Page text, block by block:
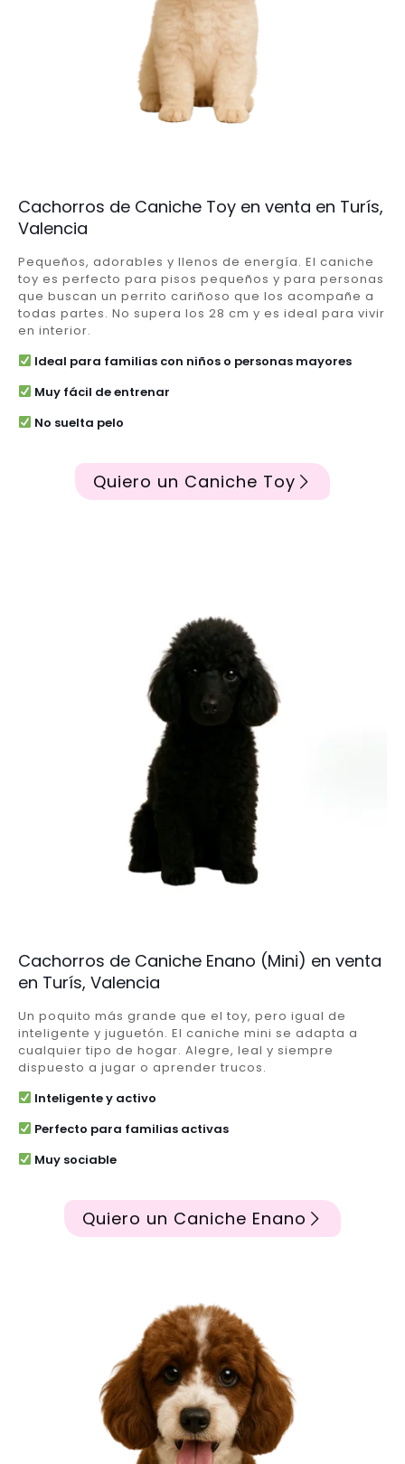
Cachorros de Caniche Toy en venta en Turís,
Valencia
Pequeños, adorables y llenos de energía. El caniche
toy es perfecto para pisos pequeños y para personas
que buscan un perrito cariñoso que los acompañe a
todas partes. No supera los 28 cm y es ideal para vivir
en interior.
Ideal para familias con niños o personas mayores
Muy fácil de entrenar
No suelta pelo
Quiero un Caniche Toy
Cachorros de Caniche Enano (Mini) en venta
en Turís, Valencia
Un poquito más grande que el toy, pero igual de
inteligente y juguetón. El caniche mini se adapta a
cualquier tipo de hogar. Alegre, leal y siempre
dispuesto a jugar o aprender trucos.
Inteligente y activo
Perfecto para familias activas
Muy sociable
Quiero un Caniche Enano